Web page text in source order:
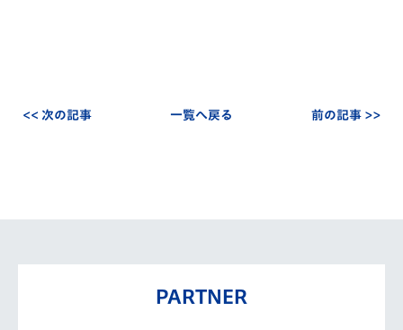
<< 次の記事 一覧へ戻る 前の記事 >>
PARTNER